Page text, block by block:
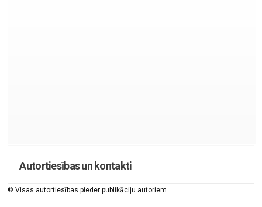
Autortiesības un kontakti
© Visas autortiesības pieder publikāciju autoriem.